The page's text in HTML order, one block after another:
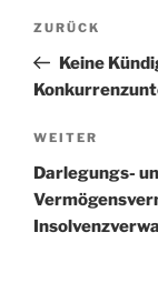
Vorheriger
Beitrag
ZURÜCK
Keine
Nächster
Beitrag
WEITER
Darlegungs-